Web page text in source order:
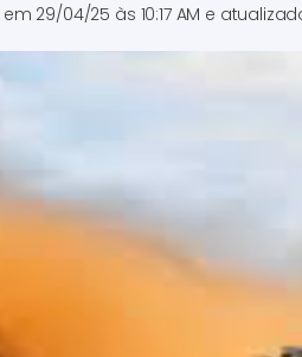
em 29/04/25 às 10:17 AM e